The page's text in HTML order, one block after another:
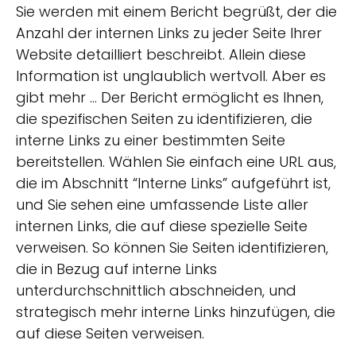
Sie werden mit einem Bericht begrüßt, der die
Anzahl der internen Links zu jeder Seite Ihrer
Website detailliert beschreibt. Allein diese
Information ist unglaublich wertvoll. Aber es
gibt mehr ... Der Bericht ermöglicht es Ihnen,
die spezifischen Seiten zu identifizieren, die
interne Links zu einer bestimmten Seite
bereitstellen. Wählen Sie einfach eine URL aus,
die im Abschnitt “Interne Links” aufgeführt ist,
und Sie sehen eine umfassende Liste aller
internen Links, die auf diese spezielle Seite
verweisen. So können Sie Seiten identifizieren,
die in Bezug auf interne Links
unterdurchschnittlich abschneiden, und
strategisch mehr interne Links hinzufügen, die
auf diese Seiten verweisen.